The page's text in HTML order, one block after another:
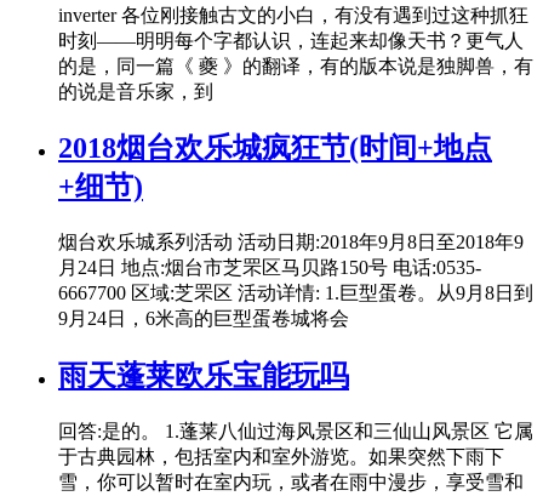
inverter 各位刚接触古文的小白，有没有遇到过这种抓狂
时刻——明明每个字都认识，连起来却像天书？更气人
的是，同一篇《 夔 》的翻译，有的版本说是独脚兽，有
的说是音乐家，到
2018烟台欢乐城疯狂节(时间+地点
+细节)
烟台欢乐城系列活动 活动日期:2018年9月8日至2018年9
月24日 地点:烟台市芝罘区马贝路150号 电话:0535-
6667700 区域:芝罘区 活动详情: 1.巨型蛋卷。从9月8日到
9月24日，6米高的巨型蛋卷城将会
雨天蓬莱欧乐宝能玩吗
回答:是的。 1.蓬莱八仙过海风景区和三仙山风景区 它属
于古典园林，包括室内和室外游览。如果突然下雨下
雪，你可以暂时在室内玩，或者在雨中漫步，享受雪和